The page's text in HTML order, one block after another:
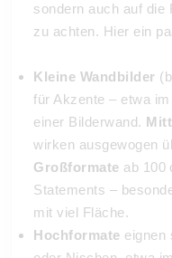
sondern auch auf die
zu achten. Hier ein
Kleine Wandbilder
für Akzente – etwa
einer Bilderwand.
wirken ausgewogen
Großformate ab 100
Statements –
mit viel Fläche.
Hochformate eignen